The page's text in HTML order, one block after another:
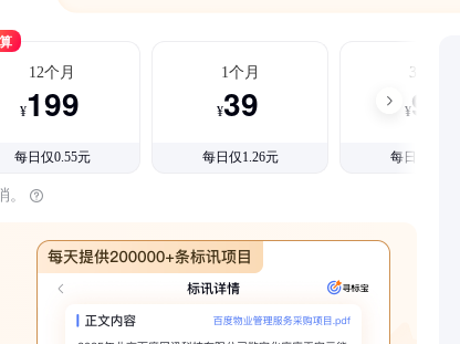
12个月
¥199
每日仅0.55元
1个月
¥39
每日仅1.26元
3个月
¥99
每日仅1.08元